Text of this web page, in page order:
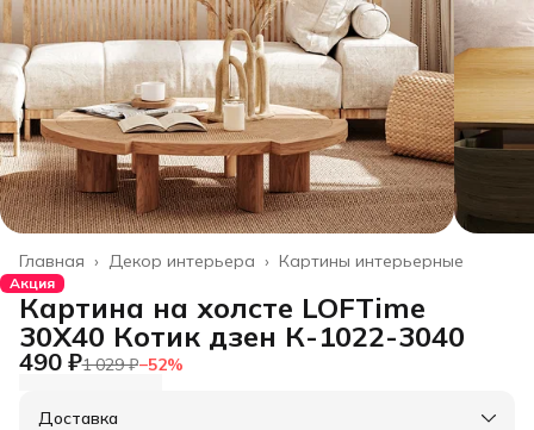
Картины интерьерные
Декор интерьера ›
Главная ›
Акция
Картина на холсте LOFTime
30Х40 Котик дзен К-1022-3040
490 ₽1 029 ₽−52%
Доставка